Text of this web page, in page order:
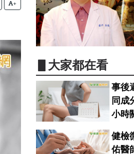
+
▋大家都在看
事後
同成
小時
健檢
佑醫